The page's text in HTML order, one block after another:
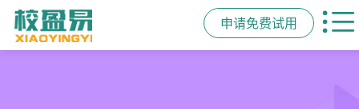
申请免费试用